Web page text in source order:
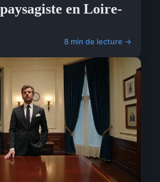
en Loire-
8 min de lecture →